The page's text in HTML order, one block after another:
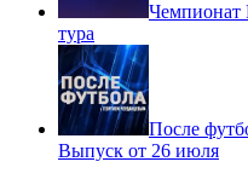
Чемпионат
тура
После
Выпуск от 26 июля